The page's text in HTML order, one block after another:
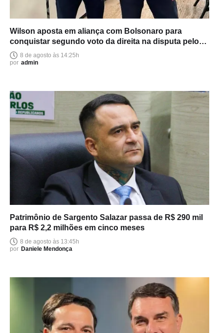
Wilson aposta em aliança com Bolsonaro para
conquistar segundo voto da direita na disputa pelo
Senado
8 de agosto às 14:25h
por admin
Patrimônio de Sargento Salazar passa de R$ 290 mil
para R$ 2,2 milhões em cinco meses
8 de agosto às 13:45h
por Daniele Mendonça